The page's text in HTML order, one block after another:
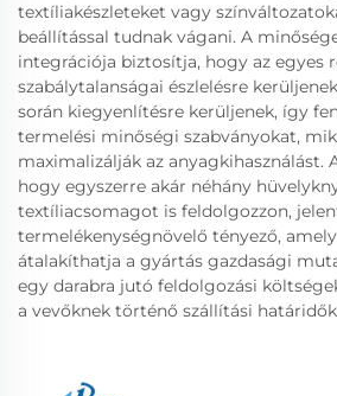
textíliakészleteket vagy
beállítással tudnak vágani. A
integrációja biztosítja, hogy az egyes
szabálytalanságai észlelésre
során kiegyenlítésre kerüljenek, így
termelési minőségi szabványokat,
maximalizálják az anyagkihasználást.
hogy egyszerre akár néhány
textíliacsomagot is feldolgozzon,
termelékenységnövelő tényező,
átalakíthatja a gyártás gazdasági
egy darabra jutó feldolgozási
a vevőknek történő szállítási